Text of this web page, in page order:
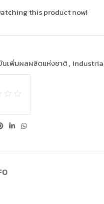
this product now!
นเพิ่มผลผลิตแห่งชาติ,